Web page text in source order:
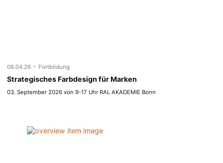
06.04.26 - Fortbildung
Strategisches Farbdesign für Marken
03. September 2026 von 9-17 Uhr RAL AKADEMIE Bonn